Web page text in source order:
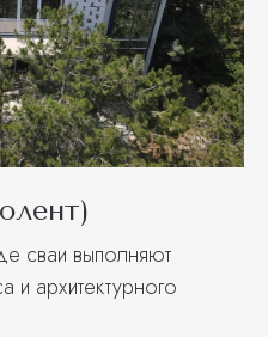
сваи выполняют
и архитектурного